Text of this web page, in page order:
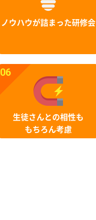
ノウハウが詰まった研修会
06
生徒さんとの相性も
もちろん考慮